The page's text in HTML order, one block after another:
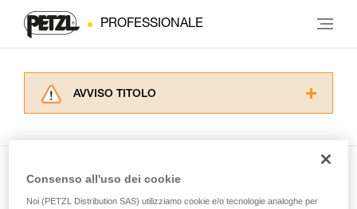
PROFESSIONALE
AVVISO TITOLO
La padronanza di queste tecniche richiede una
Guarda tutti i consigli tecnici
Consenso all'uso dei cookie
Noi (PETZL Distribution SAS) utilizziamo cookie e/o tecnologie analoghe per